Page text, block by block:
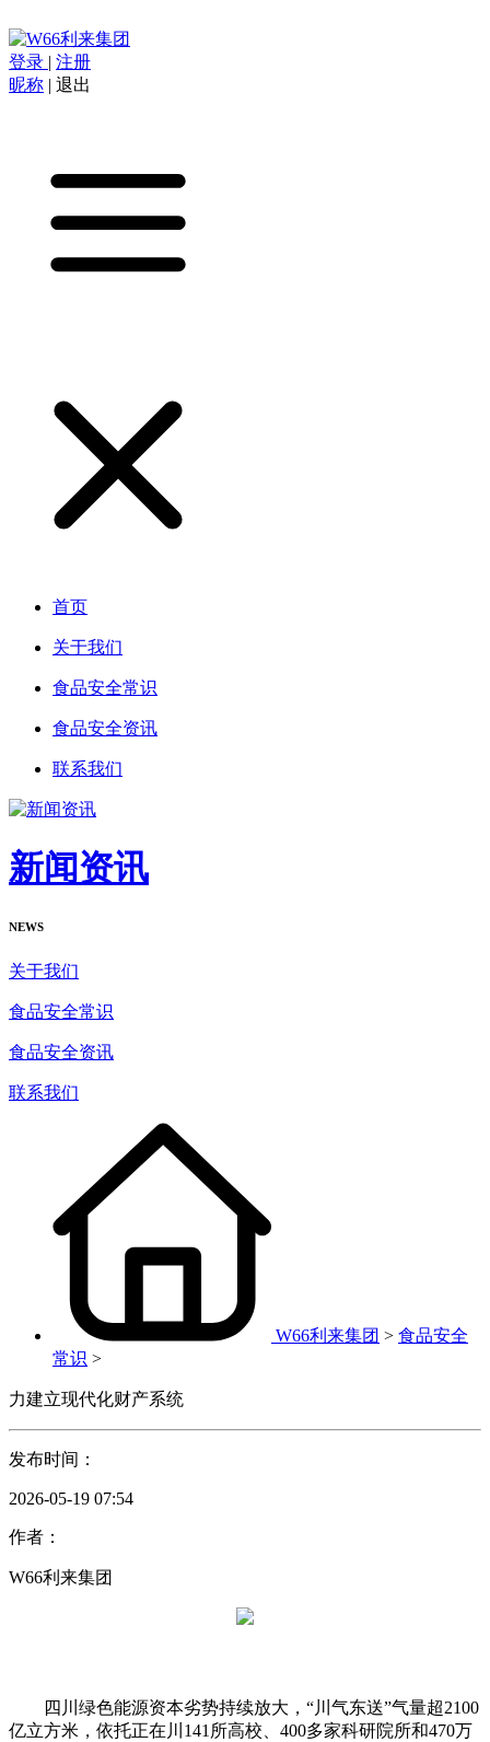
登录 | 注册
昵称 | 退出
首页
关于我们
食品安全常识
食品安全资讯
联系我们
新闻资讯
NEWS
关于我们
食品安全常识
食品安全资讯
联系我们
W66利来集团 > 食品安全
常识 >
力建立现代化财产系统
发布时间：
2026-05-19 07:54
作者：
W66利来集团
四川绿色能源资本劣势持续放大，“川气东送”气量超2100
亿立方米，依托正在川141所高校、400多家科研院所和470万